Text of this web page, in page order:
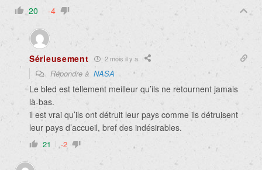
20 -4
Sérieusement 2 mois il y a
Répondre à NASA
Le bled est tellement meilleur qu’ils ne retournent jamais
là-bas.
il est vrai qu’ils ont détruit leur pays comme ils détruisent
leur pays d’accueil, bref des indésirables.
21 -2